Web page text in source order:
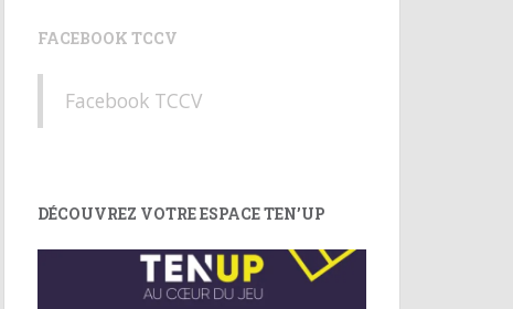
FACEBOOK TCCV
Facebook TCCV
DÉCOUVREZ VOTRE ESPACE TEN’UP